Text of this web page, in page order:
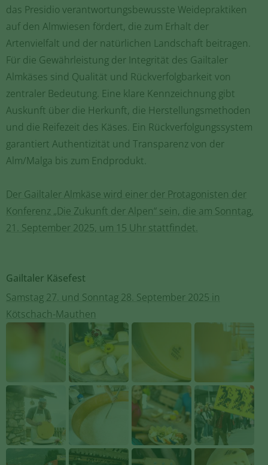
das Presidio verantwortungsbewusste Weidepraktiken
auf den Almwiesen fördert, die zum Erhalt der
Artenvielfalt und der natürlichen Landschaft beitragen.
Für die Gewährleistung der Integrität des Gailtaler
Almkäses sind Qualität und Rückverfolgbarkeit von
zentraler Bedeutung. Eine klare Kennzeichnung gibt
Auskunft über die Herkunft, die Herstellungsmethoden
und die Reifezeit des Käses. Ein Rückverfolgungssystem
garantiert Authentizität und Transparenz von der
Alm/Malga bis zum Endprodukt.
Der Gailtaler Almkäse wird einer der Protagonisten der
Konferenz „Die Zukunft der Alpen“ sein, die am Sonntag,
21. September 2025, um 15 Uhr stattfindet.
Gailtaler Käsefest
Samstag 27. und Sonntag 28. September 2025 in
Kötschach-Mauthen